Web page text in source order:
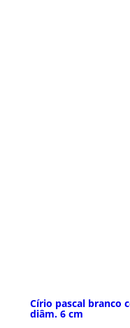
Círio pascal branco
diâm. 6 cm